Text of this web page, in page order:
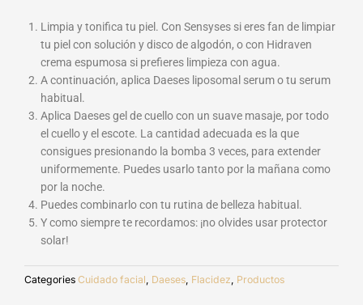
Limpia y tonifica tu piel. Con Sensyses si eres fan de limpiar
tu piel con solución y disco de algodón, o con Hidraven
crema espumosa si prefieres limpieza con agua.
A continuación, aplica Daeses liposomal serum o tu serum
habitual.
Aplica Daeses gel de cuello con un suave masaje, por todo
el cuello y el escote. La cantidad adecuada es la que
consigues presionando la bomba 3 veces, para extender
uniformemente. Puedes usarlo tanto por la mañana como
por la noche.
Puedes combinarlo con tu rutina de belleza habitual.
Y como siempre te recordamos: ¡no olvides usar protector
solar!
Categories Cuidado facial, Daeses, Flacidez, Productos